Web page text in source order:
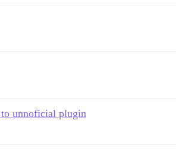
to unnoficial plugin